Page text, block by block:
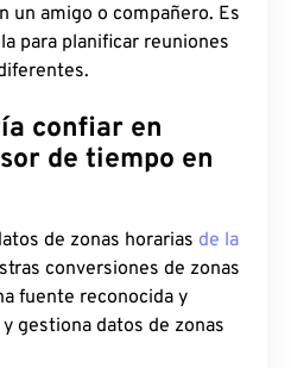
un amigo o compañero. Es
para planificar reuniones
confiar en
de tiempo en
de zonas horarias de la
conversiones de zonas
fuente reconocida y
gestiona datos de zonas